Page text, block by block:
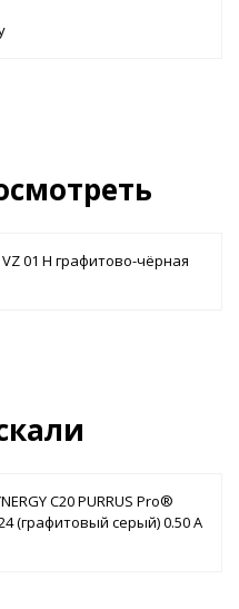
01 H графитово-чёрная
С20 PURRUS Pro®
(графитовый серый) 0.50 A